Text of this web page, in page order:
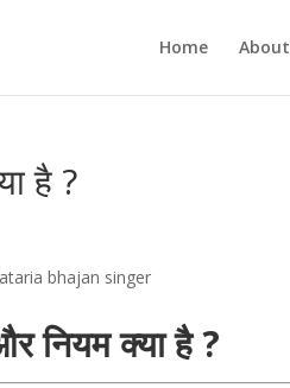
Home About
है ?
नियम क्या है ?